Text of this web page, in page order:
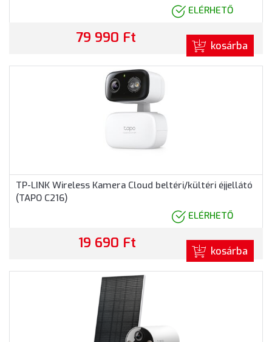
ELÉRHETŐ
79 990 Ft kosárba
TP-LINK Wireless Kamera Cloud beltéri/kültéri éjjellátó
(TAPO C216)
ELÉRHETŐ
19 690 Ft kosárba